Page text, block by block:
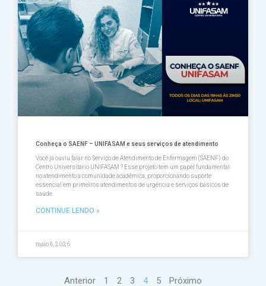
Conheça o SAENF – UNIFASAM e seus serviços de atendimento
Você já ouviu falar no Serviço de Atendimento de Enfermagem (SAENF) do
Centro Universitário UNIFASAM ? Esse projeto tem um papel fundamental
no atendimento à comunidade acadêmica, proporcionando suporte
essencial em primeiros atendimentos de urgência e serviços básicos de
saúde.
CONTINUE LENDO »
maio 8, 2026
Anterior 1 2 3 4 5 Próximo